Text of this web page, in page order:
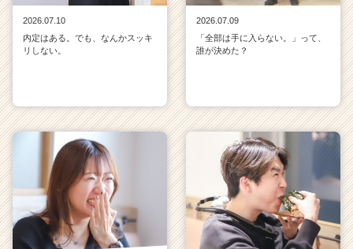
2026.07.10
内定はある。でも、なんかスッキ
リしない。
2026.07.09
「全部は手に入らない。」って、
誰が決めた？